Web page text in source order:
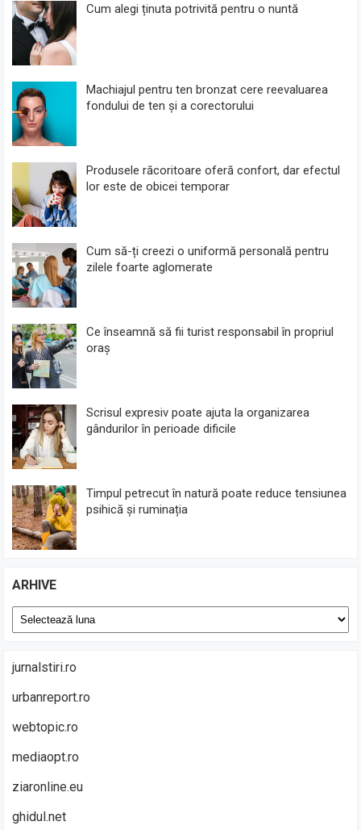
Cum alegi ținuta potrivită pentru o nuntă
Machiajul pentru ten bronzat cere reevaluarea
fondului de ten și a corectorului
Produsele răcoritoare oferă confort, dar efectul
lor este de obicei temporar
Cum să-ți creezi o uniformă personală pentru
zilele foarte aglomerate
Ce înseamnă să fii turist responsabil în propriul
oraș
Scrisul expresiv poate ajuta la organizarea
gândurilor în perioade dificile
Timpul petrecut în natură poate reduce tensiunea
psihică și ruminația
ARHIVE
Arhive
jurnalstiri.ro
urbanreport.ro
webtopic.ro
mediaopt.ro
ziaronline.eu
ghidul.net